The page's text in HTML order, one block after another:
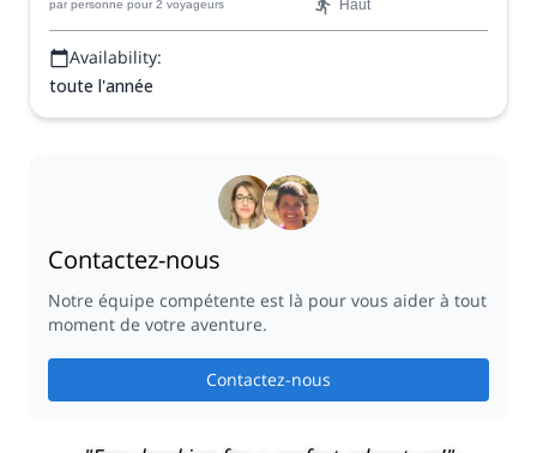
par personne pour 2 voyageurs
Haut
Availability:
toute l'année
Contactez-nous
Notre équipe compétente est là pour vous aider à tout
moment de votre aventure.
Contactez-nous